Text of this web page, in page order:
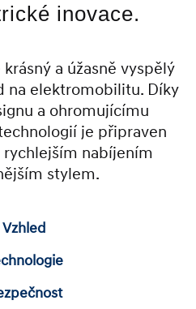
inovace.
a úžasně vyspělý
na elektromobilitu. Díky
a ohromujícímu
je připraven
rychlejším nabíjením
stylem.
Vzhled